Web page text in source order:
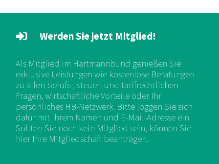
Werden Sie jetzt Mitglied!
Als Mitglied im Hartmannbund genießen Sie
exklusive Leistungen wie kostenlose Beratungen
zu allen berufs-, steuer- und tarifrechtlichen
Fragen, wirtschaftliche Vorteile oder Ihr
persönliches HB-Netzwerk. Bitte loggen Sie sich
dafür mit Ihrem Namen und E-Mail-Adresse ein.
Sollten Sie noch kein Mitglied sein, können Sie
hier Ihre Mitgliedschaft beantragen.